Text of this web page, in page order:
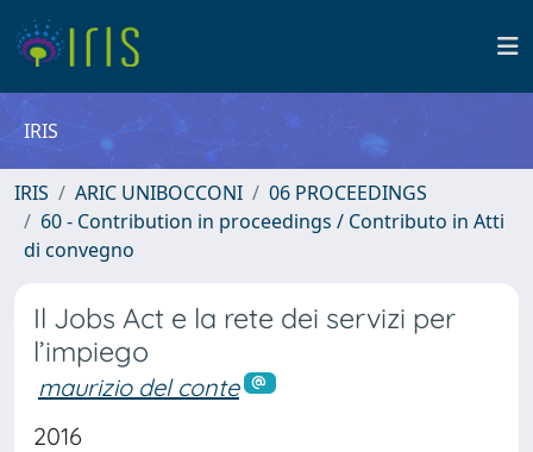
IRIS
IRIS ARIC UNIBOCCONI
06 PROCEEDINGS
60 - Contribution in proceedings / Contributo in Atti
di convegno
Il Jobs Act e la rete dei servizi per
l’impiego
maurizio del conte
2016